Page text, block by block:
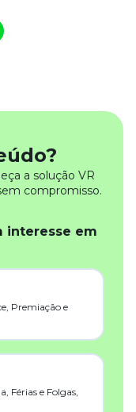
a solução VR
compromisso.
interesse em
Premiação e
Férias e Folgas,